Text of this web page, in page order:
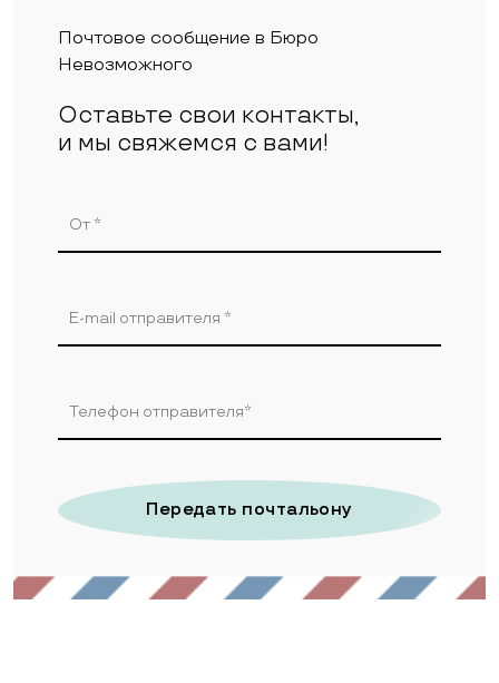
Почтовое сообщение в Бюро
Невозможного
Оставьте свои контакты,
и мы свяжемся с вами!
Передать почтальону